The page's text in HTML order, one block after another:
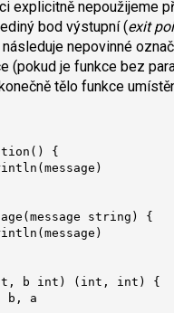
explicitně nepoužijeme
bod výstupní (exit
nepovinné
(pokud je funkce bez
tělo funkce
{
string) {
int, b int) (int, int) {
b, a